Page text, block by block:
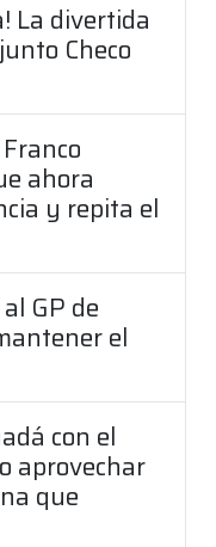
La divertida
Checo
ahora
y repita el
GP de
el
con el
aprovechar
que